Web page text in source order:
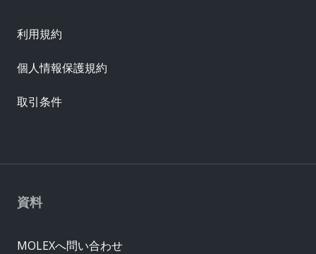
資料
MOLEXへ問い合わせ
利用規約
個人情報保護規約
取引条件